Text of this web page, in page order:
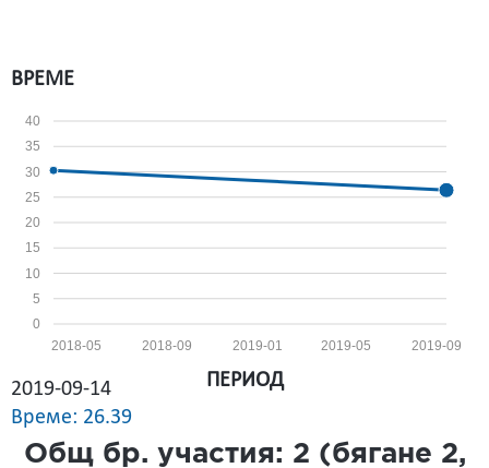
ВРЕМЕ
0
5
10
15
20
25
30
35
40
2019-09
2019-05
2019-01
2018-09
2018-05
2019-09-14
Време: 26.39
ПЕРИОД
Общ бр. участия: 2 (бягане 2,